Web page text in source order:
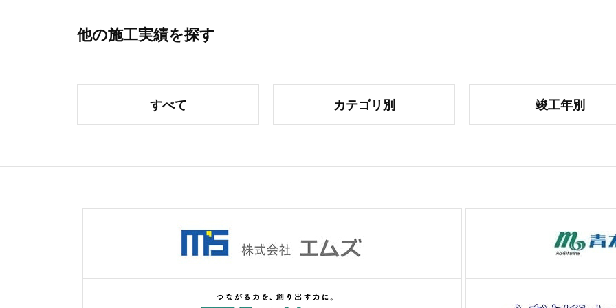
他の施工実績を探す
すべて カテゴリ別 竣工年別